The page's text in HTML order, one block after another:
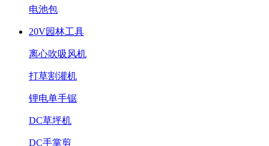
电池包
20V园林工具
离心吹吸风机
打草割灌机
锂电单手锯
DC草坪机
DC手掌剪